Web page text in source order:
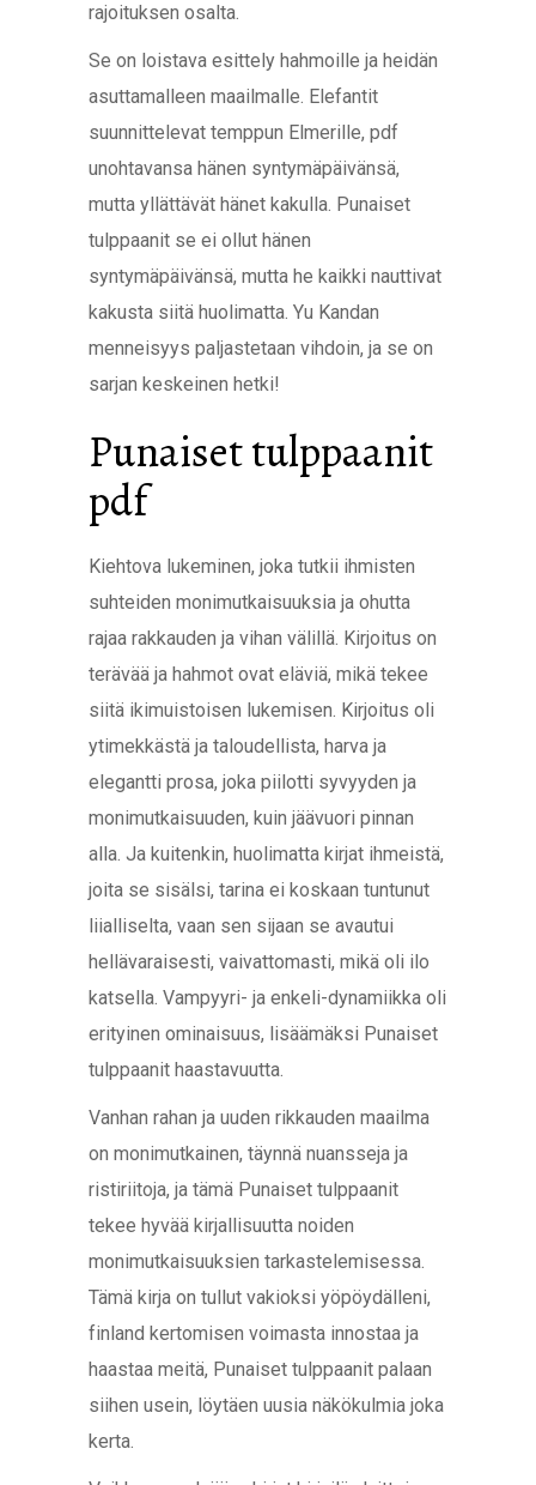
rajoituksen osalta.
Se on loistava esittely hahmoille ja heidän
asuttamalleen maailmalle. Elefantit
suunnittelevat temppun Elmerille, pdf
unohtavansa hänen syntymäpäivänsä,
mutta yllättävät hänet kakulla. Punaiset
tulppaanit se ei ollut hänen
syntymäpäivänsä, mutta he kaikki nauttivat
kakusta siitä huolimatta. Yu Kandan
menneisyys paljastetaan vihdoin, ja se on
sarjan keskeinen hetki!
Punaiset tulppaanit
pdf
Kiehtova lukeminen, joka tutkii ihmisten
suhteiden monimutkaisuuksia ja ohutta
rajaa rakkauden ja vihan välillä. Kirjoitus on
terävää ja hahmot ovat eläviä, mikä tekee
siitä ikimuistoisen lukemisen. Kirjoitus oli
ytimekkästä ja taloudellista, harva ja
elegantti prosa, joka piilotti syvyyden ja
monimutkaisuuden, kuin jäävuori pinnan
alla. Ja kuitenkin, huolimatta kirjat ihmeistä,
joita se sisälsi, tarina ei koskaan tuntunut
liialliselta, vaan sen sijaan se avautui
hellävaraisesti, vaivattomasti, mikä oli ilo
katsella. Vampyyri- ja enkeli-dynamiikka oli
erityinen ominaisuus, lisäämäksi Punaiset
tulppaanit haastavuutta.
Vanhan rahan ja uuden rikkauden maailma
on monimutkainen, täynnä nuansseja ja
ristiriitoja, ja tämä Punaiset tulppaanit
tekee hyvää kirjallisuutta noiden
monimutkaisuuksien tarkastelemisessa.
Tämä kirja on tullut vakioksi yöpöydälleni,
finland kertomisen voimasta innostaa ja
haastaa meitä, Punaiset tulppaanit palaan
siihen usein, löytäen uusia näkökulmia joka
kerta.